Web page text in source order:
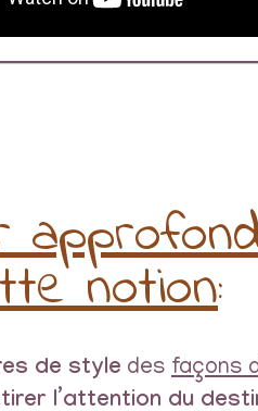
notion:
de style des façons
l’attention du